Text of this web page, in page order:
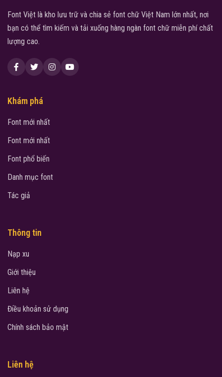
Font Việt là kho lưu trữ và chia sẻ font chữ Việt Nam lớn nhất, nơi
bạn có thể tìm kiếm và tải xuống hàng ngàn font chữ miễn phí chất
lượng cao.
Khám phá
Font mới nhất
Font mới nhất
Font phổ biến
Danh mục font
Tác giả
Thông tin
Nạp xu
Giới thiệu
Liên hệ
Điều khoản sử dụng
Chính sách bảo mật
Liên hệ